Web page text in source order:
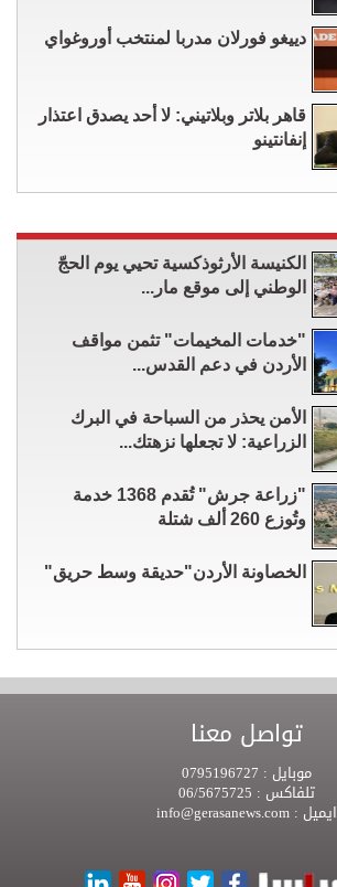
دييغو فورلان مدربا لمنتخب أوروغواي
قاهر بلاتر وبلاتيني: لا أحد يصدق اعتذار
إنفانتينو
الكنيسة الأرثوذكسية تحيي يوم الحجّ
الوطني إلى موقع مار...
"خدمات المخيمات" تثمن مواقف
الأردن في دعم القدس...
الأمن يحذر من السباحة في البرك
الزراعية: لا تجعلها نزهتك...
"زراعة جرش" تُقدم 1368 خدمة
وتُوزع 260 ألف شتلة
الخصاونة الأردن"حديقة وسط حريق"
تواصل معنا
موبايل :
تلفاكس :
ايميل :